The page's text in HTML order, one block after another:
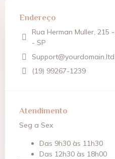
Endereço
Rua Herman Muller, 215
- SP
Support@yourdomain.ltd
(19) 99267-1239
Atendimento
Seg a Sex
Das 9h30 às 11h30
Das 12h30 às 18h00